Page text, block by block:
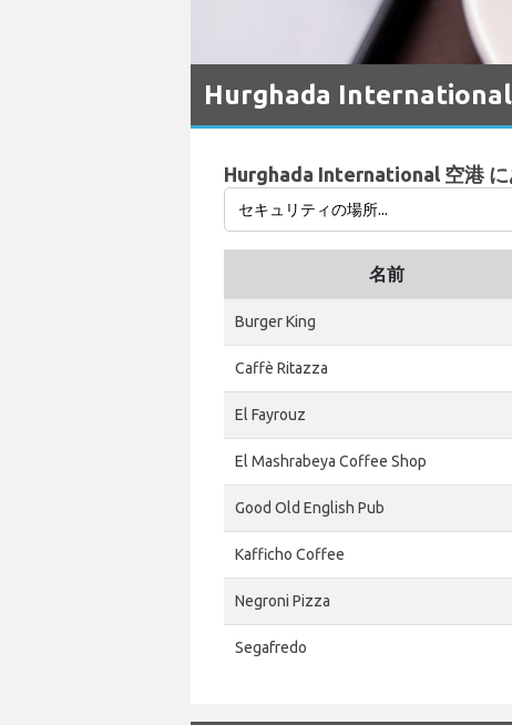
Hurghada International
Hurghada International 空港
名前
Burger King
Caffè Ritazza
El Fayrouz
El Mashrabeya Coffee Shop
Good Old English Pub
Kafficho Coffee
Negroni Pizza
Segafredo